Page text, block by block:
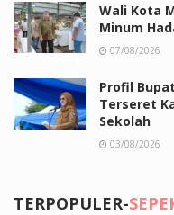
Wali Kota
Minum
07/08/2026
Profil
Terseret
Sekolah
03/08/2026
TERPOPULER-